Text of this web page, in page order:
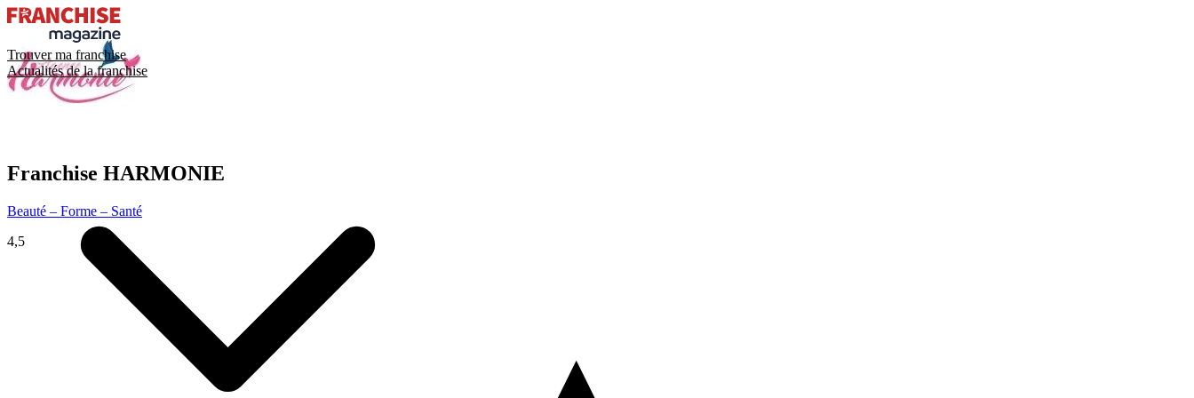
Trouver ma franchise
Actualités de la franchise
Franchise HARMONIE
Beauté – Forme – Santé
4,5